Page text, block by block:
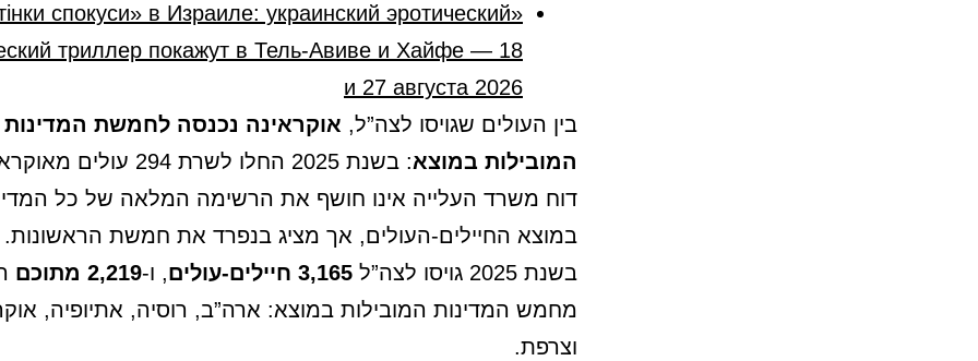
спокуси» в Израиле: украинский эротический
триллер покажут в Тель-Авиве и Хайфе — 18
и 27 августа 2026
בין העולים שגויסו לצה”ל, אוקראינה נכנסה לחמשת המדינות
המובילות במוצא: בשנת 2025 החלו לשרת 294 עולים מאוקראינה.
דוח משרד העלייה אינו חושף את הרשימה המלאה של כל
במוצא החיילים-העולים, אך מציג בנפרד את חמשת הראשונות.
בשנת 2025 גויסו לצה”ל
3,165 חיילים-עולים , ו-2,219 מתוכם
מחמש המדינות המובילות במוצא: ארה”ב, רוסיה, אתיופיה,
וצרפת.